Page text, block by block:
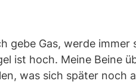
gebe Gas, werde
ist hoch. Meine Beine
was sich später noch